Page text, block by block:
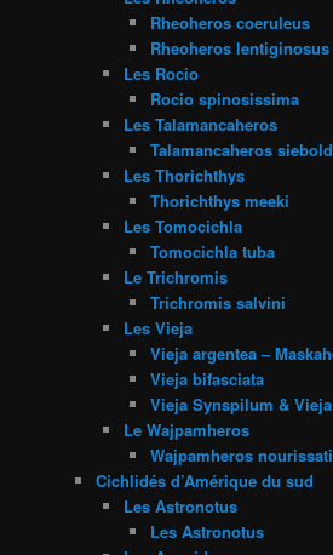
Rheoheros coeruleus
Rheoheros lentiginosus
Les Rocio
Rocio spinosissima
Les Talamancaheros
Talamancaheros
Les Thorichthys
Thorichthys meeki
Les Tomocichla
Tomocichla tuba
Le Trichromis
Trichromis salvini
Les Vieja
Vieja argentea –
Vieja bifasciata
Vieja Synspilum &
Le Wajpamheros
Wajpamheros nourissati
Cichlidés d’Amérique du sud
Les Astronotus
Les Astronotus